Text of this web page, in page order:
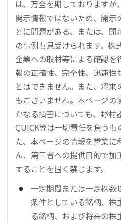
は、万全を期しております
開示情報ではないため、開示
どに問題がある、または、開
の事例も見受けられます。株
企業への取材等による確認を
報の正確性、完全性、迅速性
とはできません。また、将来
もございません。本ページの
かなる損害についても、野村
QUICK等は一切責任を負うも
た、本ページの情報を営業に
ん、第三者への提供目的で加
することを固く禁じます。
一定期間または一定株数
条件としている銘柄、株
る銘柄、および将来の株